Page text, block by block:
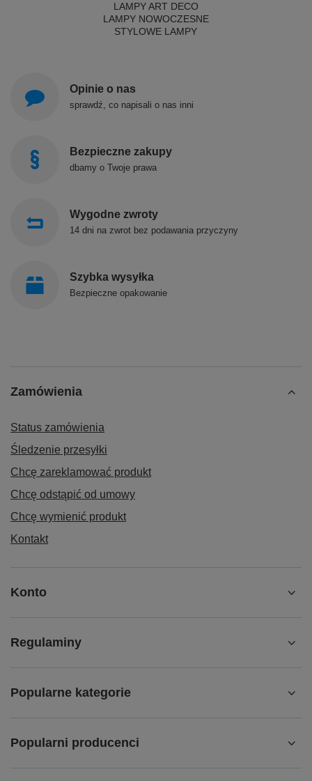
LAMPY ART DECO
LAMPY NOWOCZESNE
STYLOWE LAMPY
Opinie o nas
sprawdź, co napisali o nas inni
Bezpieczne zakupy
dbamy o Twoje prawa
Wygodne zwroty
14 dni na zwrot bez podawania przyczyny
Szybka wysyłka
Bezpieczne opakowanie
Zamówienia
Status zamówienia
Śledzenie przesyłki
Chcę zareklamować produkt
Chcę odstąpić od umowy
Chcę wymienić produkt
Kontakt
Konto
Regulaminy
Popularne kategorie
Popularni producenci